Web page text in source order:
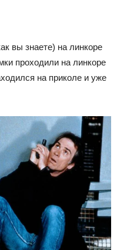
вы знаете) на линкоре
проходили на линкоре
на приколе и уже